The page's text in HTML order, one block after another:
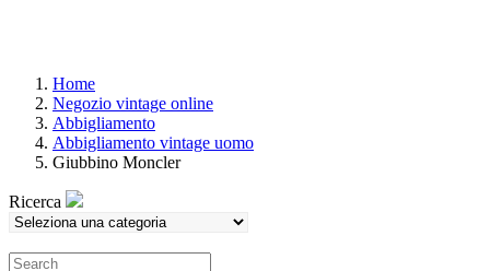
Home
Negozio vintage online
Abbigliamento
Abbigliamento vintage uomo
Giubbino Moncler
Ricerca